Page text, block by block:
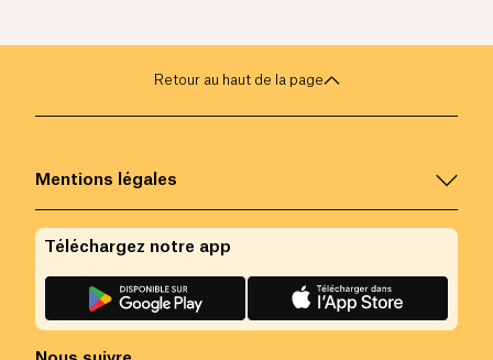
Retour au haut de la page
Mentions légales
Téléchargez notre app